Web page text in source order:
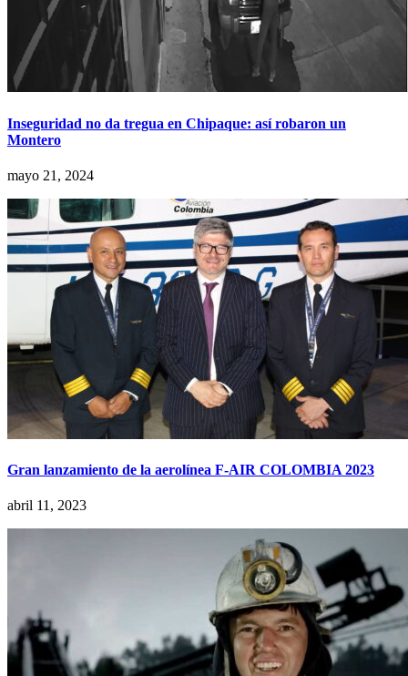
Inseguridad no da tregua en Chipaque: así robaron un
Montero
mayo 21, 2024
Gran lanzamiento de la aerolínea F-AIR COLOMBIA 2023
abril 11, 2023